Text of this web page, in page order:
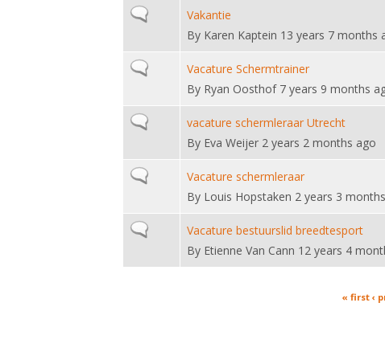
Normal topicVakantie
By Karen Kaptein 13 years 7 months
Normal topicVacature Schermtrainer
By Ryan Oosthof7 years 9 months
Normal topicvacature schermleraar Utrecht
By Eva Weijer 2 years 2 months ago
Normal topicVacature schermleraar
By Louis Hopstaken 2 years 3
Normal topicVacature bestuurslid breedtesport
By Etienne Van Cann 12 years 4
« first ‹